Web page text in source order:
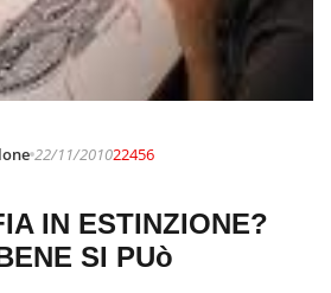
22/11/201022456
IN ESTINZIONE?
SI PUò